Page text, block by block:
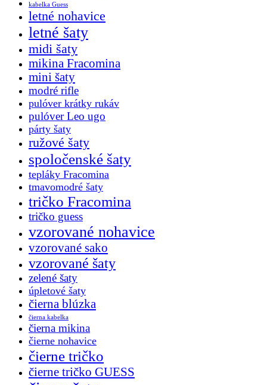
kabelka Guess
letné nohavice
letné šaty
midi šaty
mikina Fracomina
mini šaty
modré rifle
pulóver krátky rukáv
pulóver Leo ugo
párty šaty
ružové šaty
spoločenské šaty
tepláky Fracomina
tmavomodré šaty
tričko Fracomina
tričko guess
vzorované nohavice
vzorované sako
vzorované šaty
zelené šaty
úpletové šaty
čierna blúzka
čierna kabelka
čierna mikina
čierne nohavice
čierne tričko
čierne tričko GUESS